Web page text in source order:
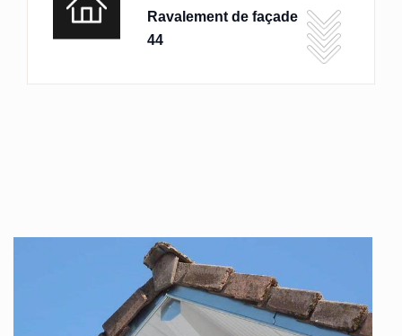
Ravalement de façade
44